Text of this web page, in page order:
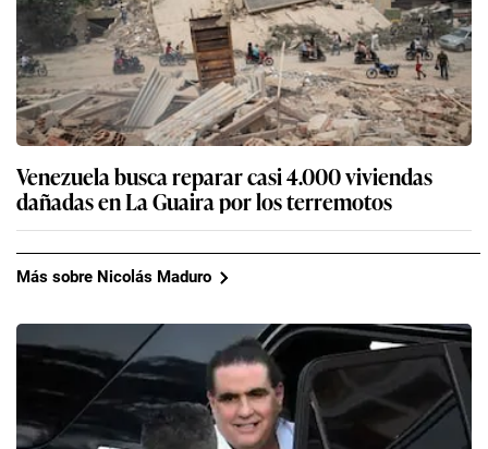
Venezuela busca reparar casi 4.000 viviendas
dañadas en La Guaira por los terremotos
Más sobre Nicolás Maduro